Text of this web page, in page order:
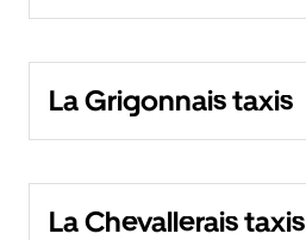
La Grigonnais taxis
La Chevallerais taxis